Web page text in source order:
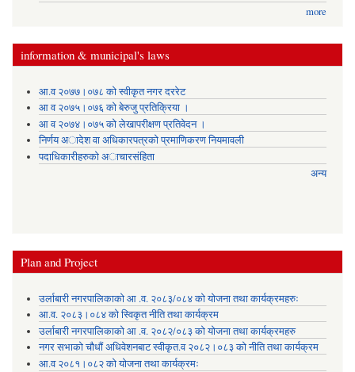
more
information & municipal's laws
आ.व २०७७।०७८ को स्वीकृत नगर दररेट
आ व २०७५।०७६ को बेरुजु प्रतिक्रिया ।
आ व २०७४।०७५ काे लेखापरीक्षण प्रतिवेदन ।
निर्णय अादेश वा अधिकारपत्रकाे प्रमाणिकरण नियमावली
पदाधिकारीहरुको अाचारसंहिता
अन्य
Plan and Project
उर्लाबारी नगरपालिकाको आ .व. २०८३/०८४ को योजना तथा कार्यक्रमहरुः
आ.व. २०८३।०८४ को स्विकृत नीति तथा कार्यक्रम
उर्लाबारी नगरपालिकाको आ .व. २०८२/०८३ को योजना तथा कार्यक्रमहरु
नगर सभाको चौधौं अधिवेशनबाट स्वीकृत.व २०८२।०८३ को नीति तथा कार्यक्रम
आ.व २०८१।०८२ को योजना तथा कार्यक्रमः